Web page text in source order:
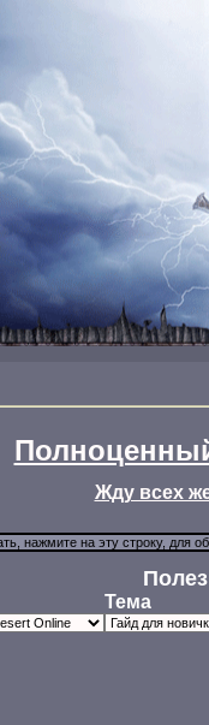
Жду всех
Тема